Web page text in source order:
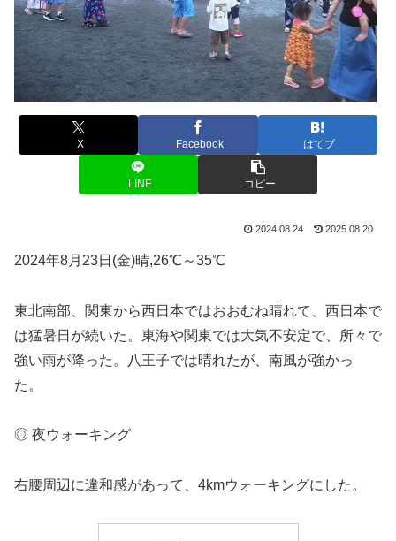
X Facebook はてブ
LINE コピー
2024.08.24 2025.08.20
2024年8月23日(金)晴,26℃～35℃
東北南部、関東から西日本ではおおむね晴れて、西日本で
は猛暑日が続いた。東海や関東では大気不安定で、所々で
強い雨が降った。八王子では晴れたが、南風が強かっ
た。
◎ 夜ウォーキング
右腰周辺に違和感があって、4kmウォーキングにした。